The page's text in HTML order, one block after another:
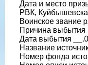
Дата и место
РВК,
Воинское звание
Причина выбытия
Дата выбытия
Название
Номер фонда